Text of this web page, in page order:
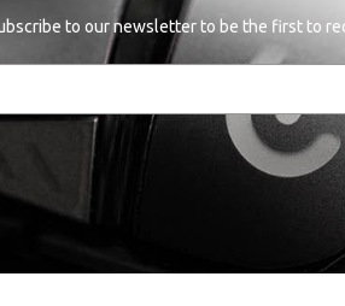
to our newsletter to be the first to